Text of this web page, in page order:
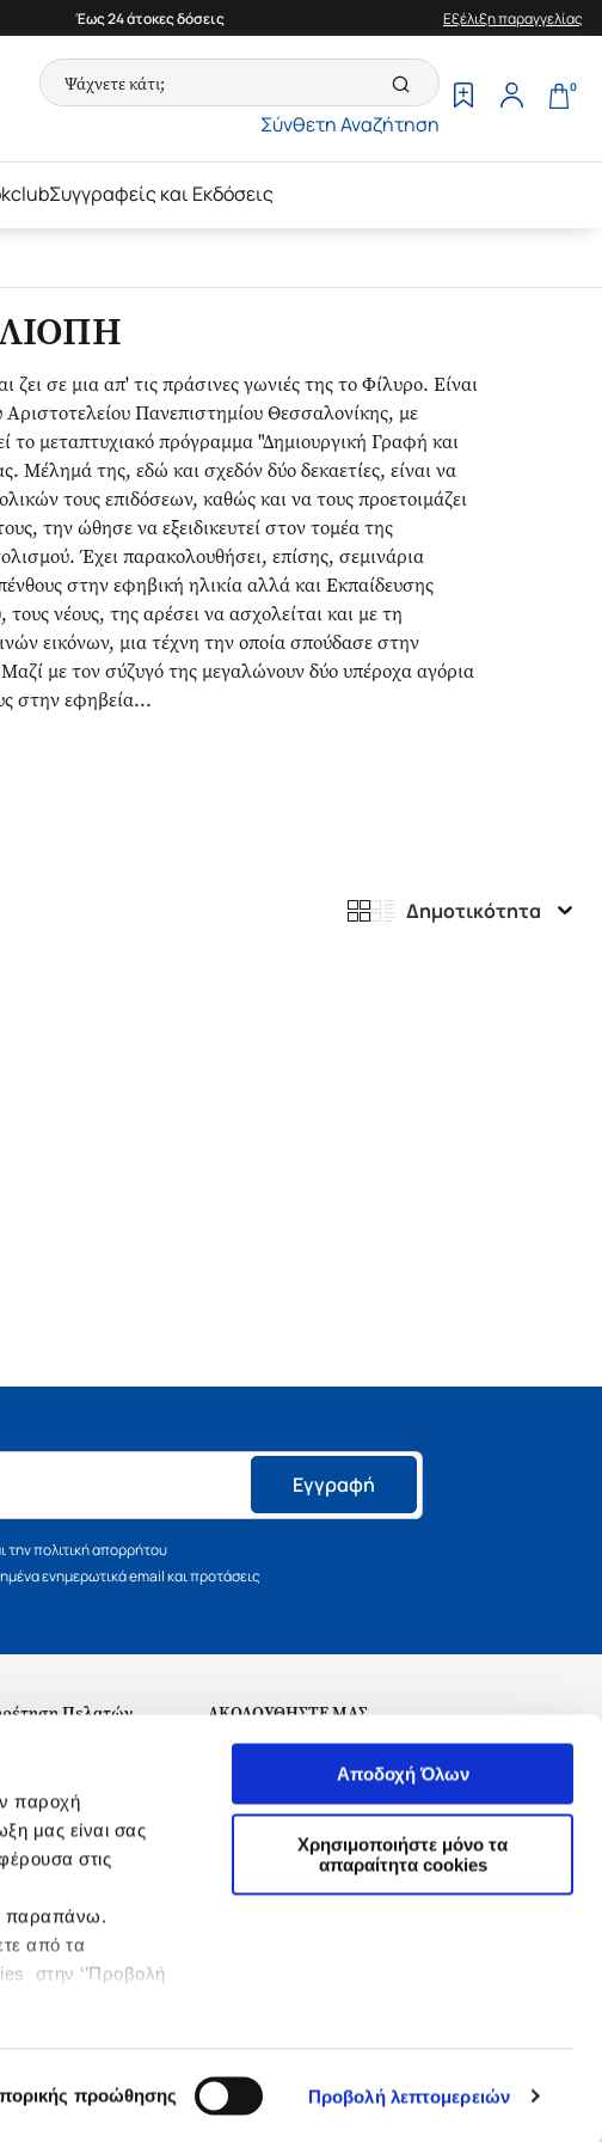
παροχή
μας είναι σας
στις
παραπάνω.
από τα
στην ‘’Προβολή
προώθησης Προβολή λεπτομερειών
Αποδοχή Όλων
Χρησιμοποιήστε μόνο τα
απαραίτητα cookies
Έως 24 άτοκες δόσεις Εξέλιξη παραγγελίας
Σύνθετη Αναζήτηση
0
Συγγραφείς και Εκδόσεις
σε μια απ' τις πράσινες γωνιές της το Φίλυρο. Είναι
Πανεπιστημίου Θεσσαλονίκης, με
το μεταπτυχιακό πρόγραμμα "Δημιουργική Γραφή και
Μέλημά της, εδώ και σχεδόν δύο δεκαετίες, είναι να
τους επιδόσεων, καθώς και να τους προετοιμάζει
την ώθησε να εξειδικευτεί στον τομέα της
Έχει παρακολουθήσει, επίσης, σεμινάρια
στην εφηβική ηλικία αλλά και Εκπαίδευσης
νέους, της αρέσει να ασχολείται και με τη
εικόνων, μια τέχνη την οποία σπούδασε στην
με τον σύζυγό της μεγαλώνουν δύο υπέροχα αγόρια
στην εφηβεία...
Δημοτικότητα
Εγγραφή
πολιτική απορρήτου
ενημερωτικά email και προτάσεις
Πελατών
Υπαναχώρησης
ΑΚΟΛΟΥΘΗΣΤΕ ΜΑΣ
Όροι Χρήσης&Πολιτική Απορρήτου